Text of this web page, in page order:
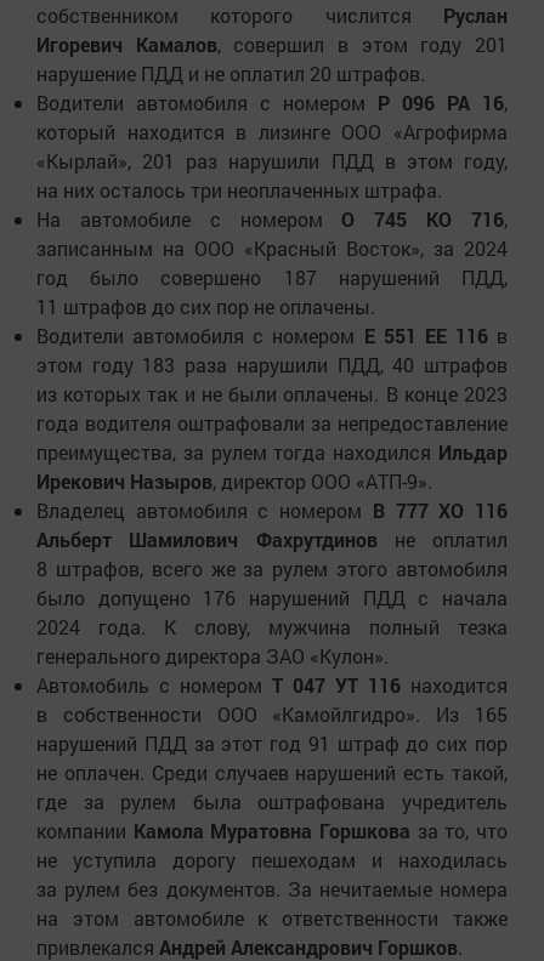
собственником которого числится Руслан
Игоревич Камалов, совершил в этом году 201
нарушение ПДД и не оплатил 20 штрафов.
Водители автомобиля с номером Р 096 РА 16,
который находится в лизинге ООО «Агрофирма
«Кырлай», 201 раз нарушили ПДД в этом году,
на них осталось три неоплаченных штрафа.
На автомобиле с номером О 745 КО 716,
записанным на ООО «Красный Восток», за 2024
год было совершено 187 нарушений ПДД,
11 штрафов до сих пор не оплачены.
Водители автомобиля с номером Е 551 ЕЕ 116в
этом году 183 раза нарушили ПДД, 40 штрафов
из которых так и не были оплачены. В конце 2023
года водителя оштрафовали за непредоставление
преимущества, за рулем тогда находился Ильдар
Ирекович Назыров, директор ООО «АТП-9».
Владелец автомобиля с номером В 777 ХО 116
Альберт Шамилович Фахрутдиновне оплатил
8 штрафов, всего же за рулем этого автомобиля
было допущено 176 нарушений ПДД с начала
2024 года. К слову, мужчина полный тезка
генерального директора ЗАО «Кулон».
Автомобиль с номером Т 047 УТ 116 находится
в собственности ООО «Камойлгидро». Из 165
нарушений ПДД за этот год 91 штраф до сих пор
не оплачен. Среди случаев нарушений есть такой,
где за рулем была оштрафована учредитель
компании Камола Муратовна Горшкова за то, что
не уступила дорогу пешеходам и находилась
за рулем без документов. За нечитаемые номера
на этом автомобиле к ответственности также
привлекался Андрей Александрович Горшков.